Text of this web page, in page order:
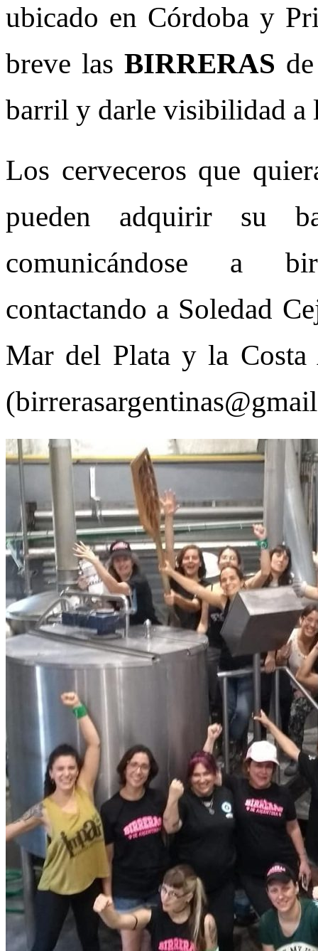
ubicado en Córdoba y
breve las BIRRERAS
barril y darle visibilidad a
Los cerveceros que
pueden adquirir su
comunicándose a
contactando a Soledad
Mar del Plata y la